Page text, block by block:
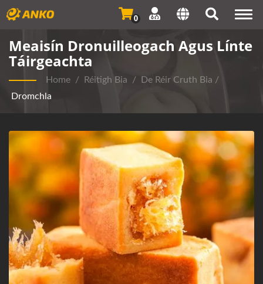
0
Meaisín Dronuilleogach Agus Línte
Táirgeachta
Home / Réitigh Bia / De Réir Cruth Bia /
Dromchla